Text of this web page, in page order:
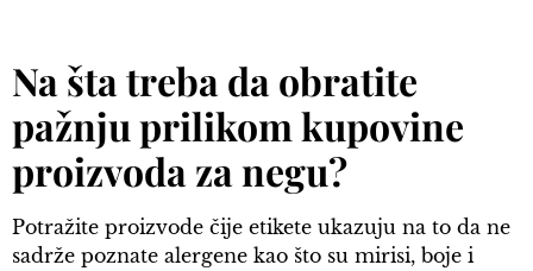
Na šta treba da obratite
pažnju prilikom kupovine
proizvoda za negu?
Potražite proizvode čije etikete ukazuju na to da ne
sadrže poznate alergene kao što su mirisi, boje i